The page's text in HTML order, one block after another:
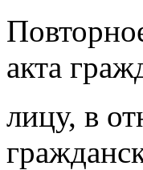
акта
лицу, в